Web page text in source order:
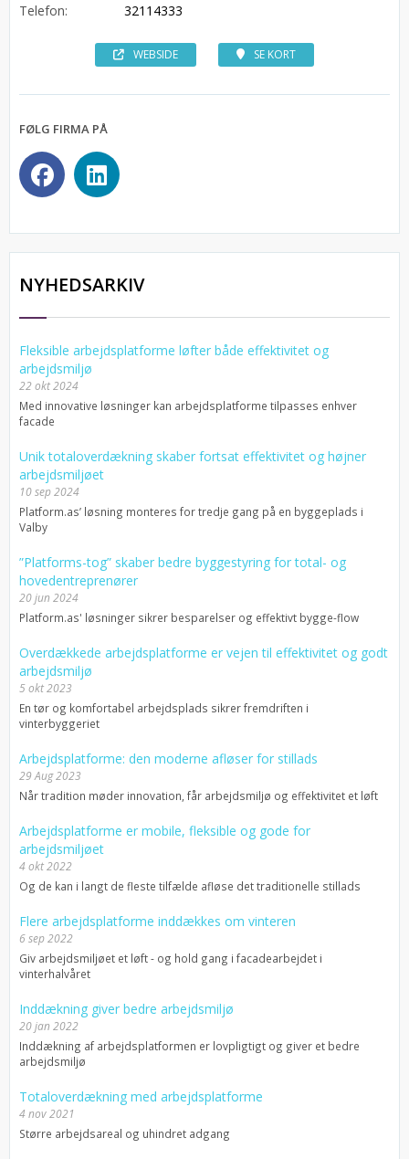
Telefon:
32114333
WEBSIDE SE KORT
FØLG FIRMA PÅ
NYHEDSARKIV
Fleksible arbejdsplatforme løfter både effektivitet og
arbejdsmiljø
22 okt 2024
Med innovative løsninger kan arbejdsplatforme tilpasses enhver
facade
Unik totaloverdækning skaber fortsat effektivitet og højner
arbejdsmiljøet
10 sep 2024
Platform.as’ løsning monteres for tredje gang på en byggeplads i
Valby
”Platforms-tog” skaber bedre byggestyring for total- og
hovedentreprenører
20 jun 2024
Platform.as' løsninger sikrer besparelser og effektivt bygge-flow
Overdækkede arbejdsplatforme er vejen til effektivitet og godt
arbejdsmiljø
5 okt 2023
En tør og komfortabel arbejdsplads sikrer fremdriften i
vinterbyggeriet
Arbejdsplatforme: den moderne afløser for stillads
29 Aug 2023
Når tradition møder innovation, får arbejdsmiljø og effektivitet et løft
Arbejdsplatforme er mobile, fleksible og gode for
arbejdsmiljøet
4 okt 2022
Og de kan i langt de fleste tilfælde afløse det traditionelle stillads
Flere arbejdsplatforme inddækkes om vinteren
6 sep 2022
Giv arbejdsmiljøet et løft - og hold gang i facadearbejdet i
vinterhalvåret
Inddækning giver bedre arbejdsmiljø
20 jan 2022
Inddækning af arbejdsplatformen er lovpligtigt og giver et bedre
arbejdsmiljø
Totaloverdækning med arbejdsplatforme
4 nov 2021
Større arbejdsareal og uhindret adgang